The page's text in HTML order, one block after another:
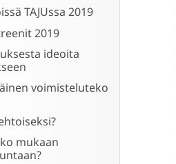
TAJUssa 2019
2019
ideoita
voimisteluteko
mukaan